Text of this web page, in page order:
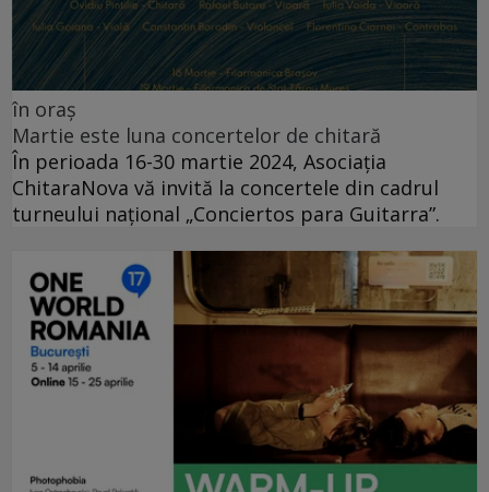
în oraș
Martie este luna concertelor de chitară
În perioada 16-30 martie 2024, Asociația
ChitaraNova vă invită la concertele din cadrul
turneului național „Conciertos para Guitarra”.